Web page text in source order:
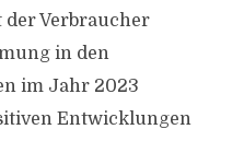
der Verbraucher
in den
im Jahr 2023
Entwicklungen